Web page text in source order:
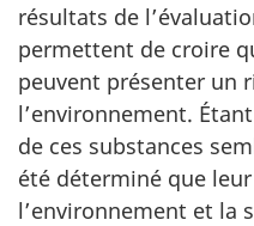
résultats de
permettent de croire
peuvent présenter un
l’environnement.
de ces substances
été déterminé que
l’environnement et la